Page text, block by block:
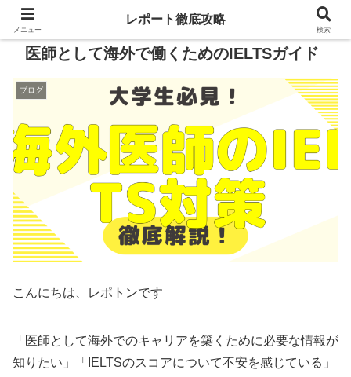
医師として海外で働くためのIELTSガイド
ブログ
こんにちは、レポトンです
「医師として海外でのキャリアを築くために必要な情報が
知りたい」「IELTSのスコアについて不安を感じている」
メニュー
レポート徹底攻略
検索